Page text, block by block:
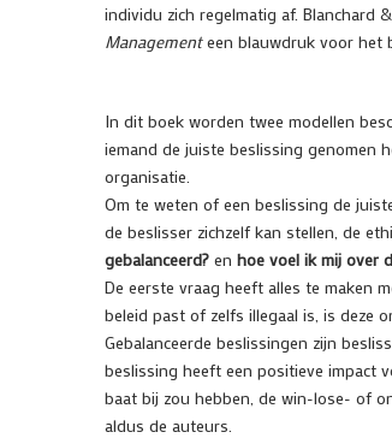
individu zich regelmatig af. Blanchard
Managementeen blauwdruk voor het
In dit boek worden twee modellen
iemand de juiste beslissing genomen
organisatie.
Om te weten of een beslissing de
de beslisser zichzelf kan stellen, de
gebalanceerd? en hoe voel ik mij over
De eerste vraag heeft alles te maken
beleid past of zelfs illegaal is, is deze
Gebalanceerde beslissingen zijn
beslissing heeft een positieve impact
baat bij zou hebben, de win-lose- of
aldus de auteurs.